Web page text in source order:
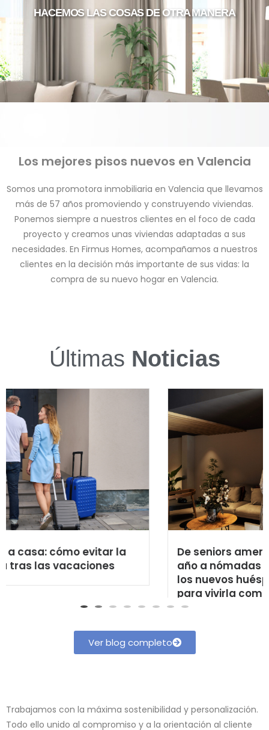
HACEMOS LAS COSAS DE OTRA MANERA
Los mejores pisos nuevos en Valencia
Somos una promotora inmobiliaria en Valencia que llevamos
más de 57 años promoviendo y construyendo viviendas.
Ponemos siempre a nuestros clientes en el foco de cada
proyecto y creamos unas viviendas adaptadas a sus
necesidades. En Firmus Homes, acompañamos a nuestros
clientes en la decisión más importante de sus vidas: la
compra de su nuevo hogar en Valencia.
Últimas Noticias
De seniors americanos que repiten cada
año a nómadas digitales y productoras:
los nuevos huéspedes que eligen Valencia